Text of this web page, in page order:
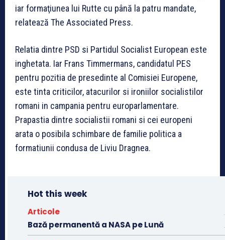
iar formaţiunea lui Rutte cu până la patru mandate,
relatează The Associated Press.
Relatia dintre PSD si Partidul Socialist European este
inghetata. Iar Frans Timmermans, candidatul PES
pentru pozitia de presedinte al Comisiei Europene,
este tinta criticilor, atacurilor si ironiilor socialistilor
romani in campania pentru europarlamentare.
Prapastia dintre socialistii romani si cei europeni
arata o posibila schimbare de familie politica a
formatiunii condusa de Liviu Dragnea.
Hot this week
Articole
Bază permanentă a NASA pe Lună